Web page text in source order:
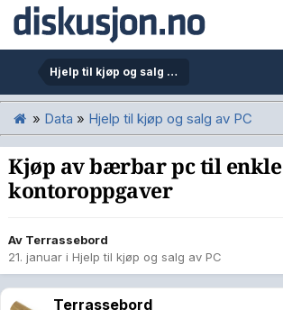
Hjelp til kjøp og salg av PC
» Data » Hjelp til kjøp og salg av PC
Kjøp av bærbar pc til enkle
kontoroppgaver
Av Terrassebord
21. januar i Hjelp til kjøp og salg av PC
Terrassebord